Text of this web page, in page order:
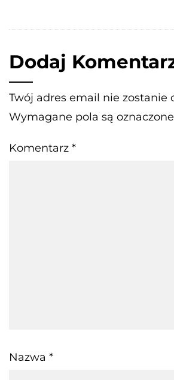
Dodaj
Twój adres email nie zostanie
Wymagane pola są oznaczone
Komentarz *
Nazwa *